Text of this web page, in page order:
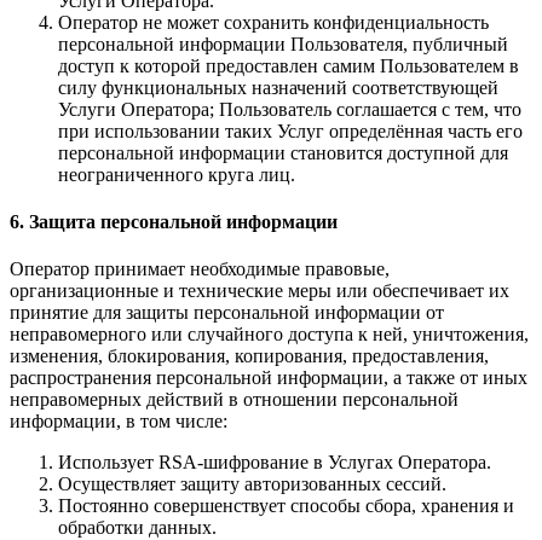
Оператор не может сохранить конфиденциальность
персональной информации Пользователя, публичный
доступ к которой предоставлен самим Пользователем в
силу функциональных назначений соответствующей
Услуги Оператора; Пользователь соглашается с тем, что
при использовании таких Услуг определённая часть его
персональной информации становится доступной для
неограниченного круга лиц.
6. Защита персональной информации
Оператор принимает необходимые правовые,
организационные и технические меры или обеспечивает их
принятие для защиты персональной информации от
неправомерного или случайного доступа к ней, уничтожения,
изменения, блокирования, копирования, предоставления,
распространения персональной информации, а также от иных
неправомерных действий в отношении персональной
информации, в том числе:
Использует RSA-шифрование в Услугах Оператора.
Осуществляет защиту авторизованных сессий.
Постоянно совершенствует способы сбора, хранения и
обработки данных.